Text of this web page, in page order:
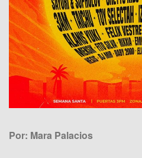
Por: Mara Palacios